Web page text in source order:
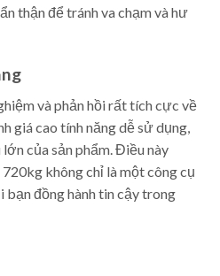
thận để tránh va chạm và hư
và phản hồi rất tích cực về
giá cao tính năng dễ sử dụng,
của sản phẩm. Điều này
không chỉ là một công cụ
đồng hành tin cậy trong